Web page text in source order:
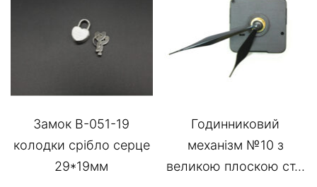
Замок В-051-19
колодки срібло серце
29*19мм
Годинниковий
механізм №10 з
великою плоскою ст...